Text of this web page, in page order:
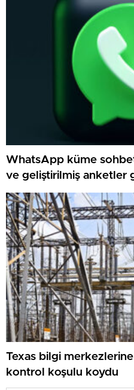
WhatsApp küme
ve geliştirilmiş anketler
Texas bilgi
kontrol koşulu koydu